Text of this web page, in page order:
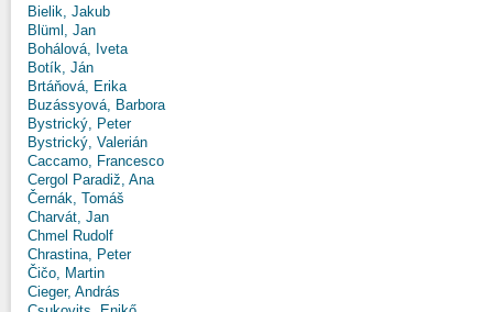
Bielik, Jakub
Blüml, Jan
Bohálová, Iveta
Botík, Ján
Brtáňová, Erika
Buzássyová, Barbora
Bystrický, Peter
Bystrický, Valerián
Caccamo, Francesco
Cergol Paradiž, Ana
Černák, Tomáš
Charvát, Jan
Chmel Rudolf
Chrastina, Peter
Čičo, Martin
Cieger, András